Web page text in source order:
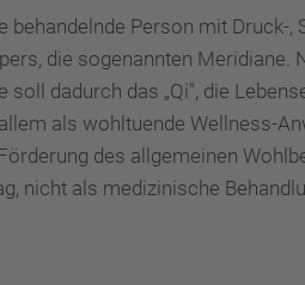
behandelnde Person mit Druck-,
die sogenannten Meridiane.
dadurch das „Qi", die
als wohltuende Wellness-
des allgemeinen
nicht als medizinische